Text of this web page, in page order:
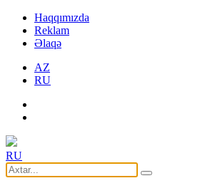
Haqqımızda
Reklam
Əlaqə
AZ
RU
RU